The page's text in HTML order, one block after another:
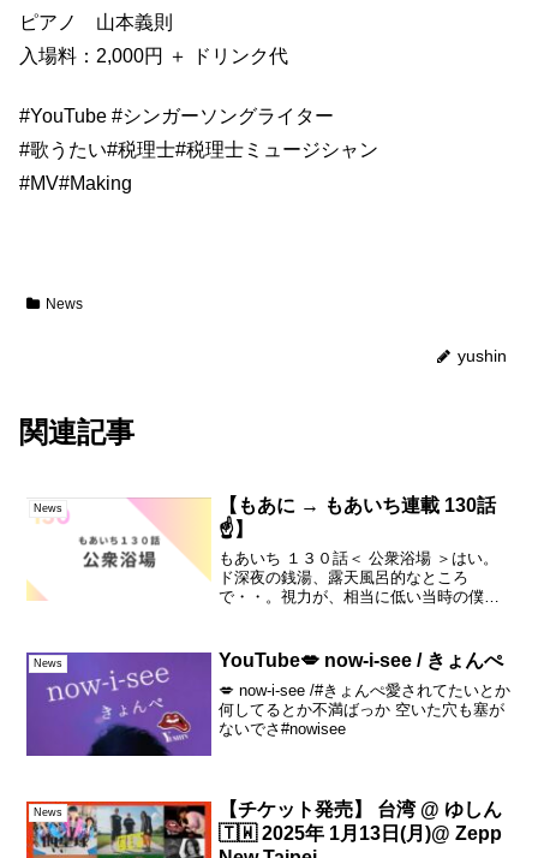
ピアノ 山本義則
入場料：2,000円 ＋ ドリンク代
#YouTube #シンガーソングライター
#歌うたい#税理士#税理士ミュージシャン
#MV#Making
News
yushin
関連記事
News
【もあに → もあいち連載 130話
☝️】
もあいち １３０話＜ 公衆浴場 ＞はい。
ド深夜の銭湯、露天風呂的なところ
で・・。視力が、相当に低い当時の僕
で、どうやらとてもニコニコしてこっち
を見てるっぽい方に対して・・...
News YouTube💋 now-i-see / きょんぺ
💋 now-i-see /#きょんぺ愛されてたいとか
何してるとか不満ばっか 空いた穴も塞が
ないでさ#nowisee
News
【チケット発売】 台湾 @ ゆしん
🇹🇼 2025年 1月13日(月)@ Zepp